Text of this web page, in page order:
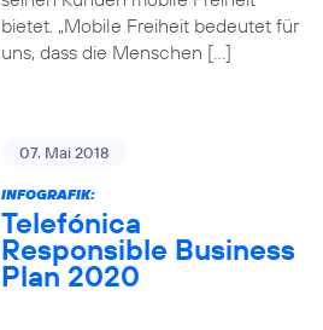
bietet. „Mobile Freiheit bedeutet für
uns, dass die Menschen […]
07. Mai 2018
INFOGRAFIK:
Telefónica
Responsible Business
Plan 2020